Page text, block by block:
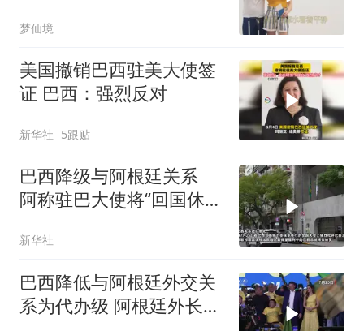
梦仙境
美国撤销巴西驻美大使签
证 巴西：强烈反对
新华社 5跟贴
巴西降级与阿根廷关系
阿称驻巴大使将“回国休
新华社
巴西降低与阿根廷外交关
系为代办级 阿根廷外长：